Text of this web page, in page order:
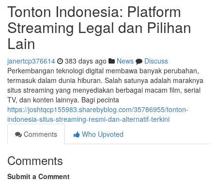
Tonton Indonesia: Platform
Streaming Legal dan Pilihan
Lain
janertcp376614 383 days ago News
Discuss
Perkembangan teknologi digital membawa banyak perubahan,
termasuk dalam dunia hiburan. Salah satunya adalah maraknya
situs streaming yang menyediakan berbagai macam film, serial
TV, dan konten lainnya. Bagi pecinta
https://joshtqcp155983.sharebyblog.com/35786955/tonton-
indonesia-situs-streaming-resmi-dan-alternatif-terkini
Comments
Who Upvoted
Comments
Submit a Comment